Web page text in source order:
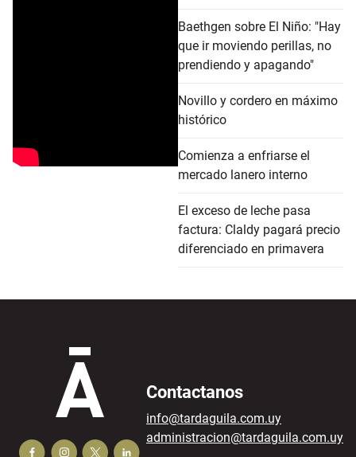
Baethgen sobre El Niño: "Hay
que ir moviendo perillas, no
prendiendo y apagando"
Novillo y cordero en máximo
histórico
Comienza a enfriarse el
mercado lanero interno
El exceso de leche pasa
factura: Claldy pagará precio
diferenciado en primavera
Contactanos
info@tardaguila.com.uy
administracion@tardaguila.com.uy